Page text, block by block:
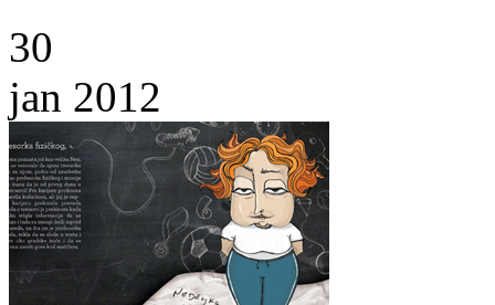
30
jan 2012